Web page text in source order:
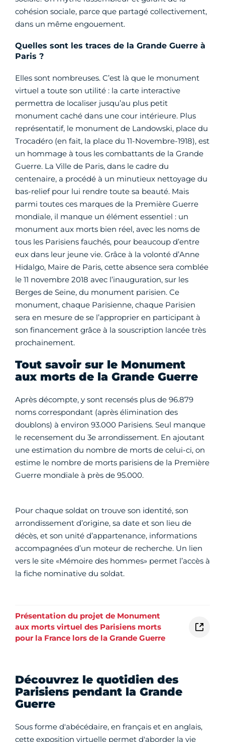
cohésion sociale, parce que partagé collectivement,
dans un même engouement.
Quelles sont les traces de la Grande Guerre à
Paris ?
Elles sont nombreuses. C’est là que le monument
virtuel a toute son utilité : la carte interactive
permettra de localiser jusqu’au plus petit
monument caché dans une cour intérieure. Plus
représentatif, le monument de Landowski, place du
Trocadéro (en fait, la place du 11-Novembre-1918), est
un hommage à tous les combattants de la Grande
Guerre. La Ville de Paris, dans le cadre du
centenaire, a procédé à un minutieux nettoyage du
bas-relief pour lui rendre toute sa beauté. Mais
parmi toutes ces marques de la Première Guerre
mondiale, il manque un élément essentiel : un
monument aux morts bien réel, avec les noms de
tous les Parisiens fauchés, pour beaucoup d’entre
eux dans leur jeune vie. Grâce à la volonté d’Anne
Hidalgo, Maire de Paris, cette absence sera comblée
le 11 novembre 2018 avec l’inauguration, sur les
Berges de Seine, du monument parisien. Ce
monument, chaque Parisienne, chaque Parisien
sera en mesure de se l’approprier en participant à
son financement grâce à la souscription lancée très
prochainement.
Tout savoir sur le Monument
aux morts de la Grande Guerre
Après décompte, y sont recensés plus de 96.879
noms correspondant (après élimination des
doublons) à environ 93.000 Parisiens. Seul manque
le recensement du 3e arrondissement. En ajoutant
une estimation du nombre de morts de celui-ci, on
estime le nombre de morts parisiens de la Première
Guerre mondiale à près de 95.000.
Pour chaque soldat on trouve son identité, son
arrondissement d’origine, sa date et son lieu de
décès, et son unité d’appartenance, informations
accompagnées d’un moteur de recherche. Un lien
vers le site «Mémoire des hommes» permet l’accès à
la fiche nominative du soldat.
Présentation du projet de Monument
aux morts virtuel des Parisiens morts
pour la France lors de la Grande Guerre
Découvrez le quotidien des
Parisiens pendant la Grande
Guerre
Sous forme d'abécédaire, en français et en anglais,
cette exposition virtuelle permet d'aborder la vie